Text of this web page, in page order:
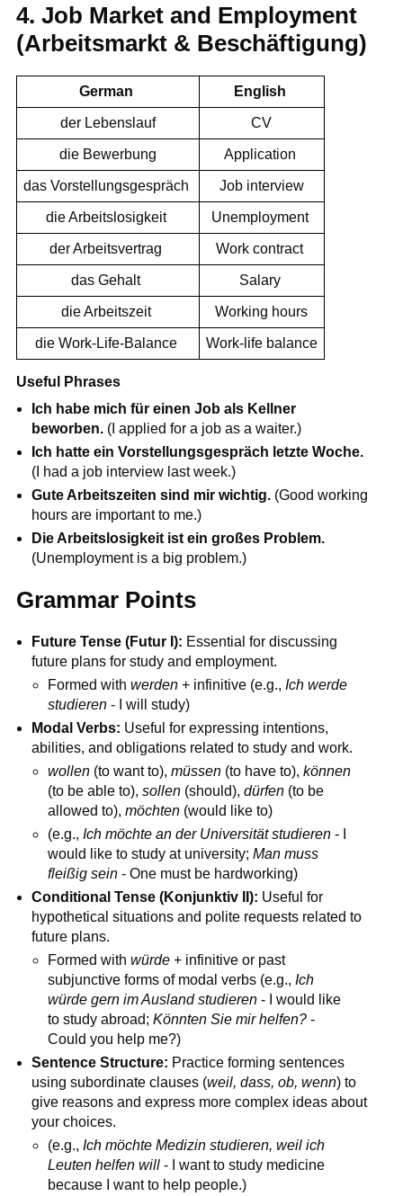
4. Job Market and Employment
(Arbeitsmarkt & Beschäftigung)
German English
der Lebenslauf CV
die Bewerbung Application
das Vorstellungsgespräch Job interview
die Arbeitslosigkeit Unemployment
der Arbeitsvertrag Work contract
das Gehalt Salary
die Arbeitszeit Working hours
die Work-Life-Balance Work-life balance
Useful Phrases
Ich habe mich für einen Job als Kellner
beworben. (I applied for a job as a waiter.)
Ich hatte ein Vorstellungsgespräch letzte Woche.
(I had a job interview last week.)
Gute Arbeitszeiten sind mir wichtig. (Good working
hours are important to me.)
Die Arbeitslosigkeit ist ein großes Problem.
(Unemployment is a big problem.)
Grammar Points
Future Tense (Futur I): Essential for discussing
future plans for study and employment.
Formed with werden+ infinitive (e.g., Ich werde
studieren- I will study)
Modal Verbs: Useful for expressing intentions,
abilities, and obligations related to study and work.
wollen(to want to), müssen(to have to), können
(to be able to), sollen(should), dürfen(to be
allowed to), möchten(would like to)
(e.g., Ich möchte an der Universität studieren- I
would like to study at university; Man muss
fleißig sein- One must be hardworking)
Conditional Tense (Konjunktiv II): Useful for
hypothetical situations and polite requests related to
future plans.
Formed with würde+ infinitive or past
subjunctive forms of modal verbs (e.g., Ich
würde gern im Ausland studieren- I would like
to study abroad; Könnten Sie mir helfen?-
Could you help me?)
Sentence Structure: Practice forming sentences
using subordinate clauses (weil, dass, ob, wenn) to
give reasons and express more complex ideas about
your choices.
(e.g., Ich möchte Medizin studieren, weil ich
Leuten helfen will- I want to study medicine
because I want to help people.)